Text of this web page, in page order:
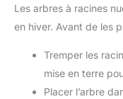
Les arbres à racines
en hiver. Avant de les
Tremper les
mise en terre
Placer l’arbre